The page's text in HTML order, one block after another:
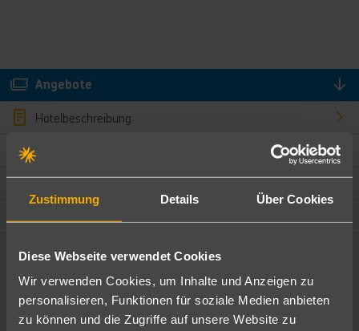
Zustimmung Details Über Cookies
Diese Webseite verwendet Cookies
Wir verwenden Cookies, um Inhalte und Anzeigen zu
personalisieren, Funktionen für soziale Medien anbieten
zu können und die Zugriffe auf unsere Website zu
Angebote
Hotelbeschreibung
Bewertungen
Ändere die Kriterien nach deinen Wünschen